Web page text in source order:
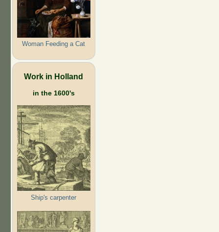
Woman Feeding a Cat
Work in Holland
in the 1600's
Ship's carpenter